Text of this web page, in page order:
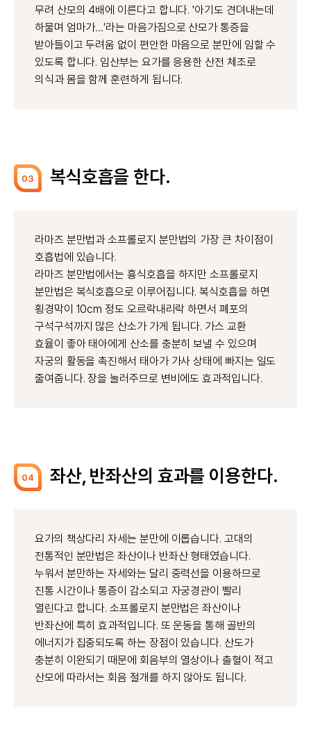
무려 산모의 4배에 이른다고 합니다. '아기도 견뎌내는데
하물며 엄마가…'라는 마음가짐으로 산모가 통증을
받아들이고 두려움 없이 편안한 마음으로 분만에 임할 수
있도록 합니다. 임산부는 요가를 응용한 산전 체조로
의식과 몸을 함께 훈련하게 됩니다.
03 복식호흡을 한다.
라마즈 분만법과 소프롤로지 분만법의 가장 큰 차이점이
호흡법에 있습니다.
라마즈 분만법에서는 흉식호흡을 하지만 소프롤로지
분만법은 복식호흡으로 이루어집니다. 복식호흡을 하면
횡경막이 10cm 정도 오르락내리락 하면서 폐포의
구석구석까지 많은 산소가 가게 됩니다. 가스 교환
효율이 좋아 태아에게 산소를 충분히 보낼 수 있으며
자궁의 활동을 촉진해서 태아가 가사 상태에 빠지는 일도
줄여줍니다. 장을 눌러주므로 변비에도 효과적입니다.
04 좌산, 반좌산의 효과를 이용한다.
요가의 책상다리 자세는 분만에 이롭습니다. 고대의
전통적인 분만법은 좌산이나 반좌산 형태였습니다.
누워서 분만하는 자세와는 달리 중력선을 이용하므로
진통 시간이나 통증이 감소되고 자궁경관이 빨리
열린다고 합니다. 소프롤로지 분만법은 좌산이나
반좌산에 특히 효과적입니다. 또 운동을 통해 골반의
에너지가 집중되도록 하는 장점이 있습니다. 산도가
충분히 이완되기 때문에 회음부의 열상이나 출혈이 적고
산모에 따라서는 회음 절개를 하지 않아도 됩니다.